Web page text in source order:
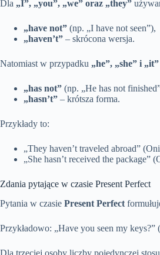
Dla „I”, „you”, „we” oraz „they”
„have not” (np. „I have not seen”),
„haven’t” – skrócona wersja.
Natomiast w przypadku „he”, „she” i „it”
„has not” (np. „He has not
„hasn’t” – krótsza forma.
Przykłady to:
„They haven’t traveled abroad”
„She hasn’t received the package”
Zdania pytające w czasie Present Perfect
Pytania w czasie Present Perfect
Przykładowo: „Have you seen my
Dla trzeciej osoby liczby pojedynczej